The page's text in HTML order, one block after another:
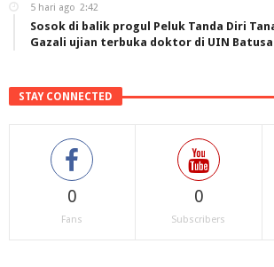
5 hari ago 2:42
Sosok di balik progul Peluk Tanda Diri
Gazali ujian terbuka doktor di UIN
STAY CONNECTED
0
Fans
0
Subscribers